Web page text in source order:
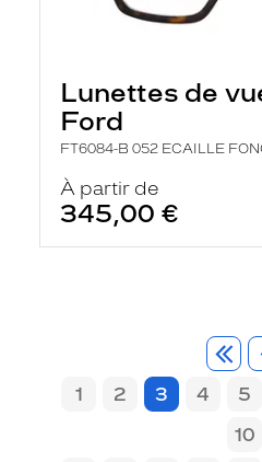
Lunettes de
Ford
FT6084-B 052 ECAILLE
À partir de
345,00 €
1 2 3 4 5
10